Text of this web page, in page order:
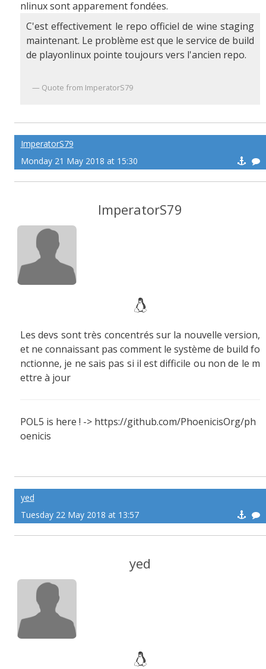
nlinux sont apparement fondées.
C'est effectivement le repo officiel de wine staging
maintenant. Le problème est que le service de build
de playonlinux pointe toujours vers l'ancien repo.
Quote from ImperatorS79
ImperatorS79
Monday 21 May 2018 at 15:30
ImperatorS79
Les devs sont très concentrés sur la nouvelle version,
et ne connaissant pas comment le système de build fo
nctionne, je ne sais pas si il est difficile ou non de le m
ettre à jour
POL5 is here ! -> https://github.com/PhoenicisOrg/ph
oenicis
yed
Tuesday 22 May 2018 at 13:57
yed